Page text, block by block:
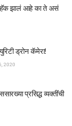
झालं आहे का ते असं
ड्रोन कॅमेरा!
2020
प्रसिद्ध व्यक्तींची